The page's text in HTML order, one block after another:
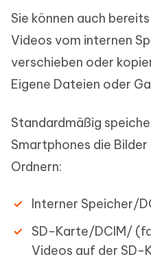
Sie können auch
Videos vom internen
verschieben oder
Eigene Dateien oder
Standardmäßig
Smartphones die
Ordnern:
Interner Speicher/
SD-Karte/DCIM/
Videos auf der SD-